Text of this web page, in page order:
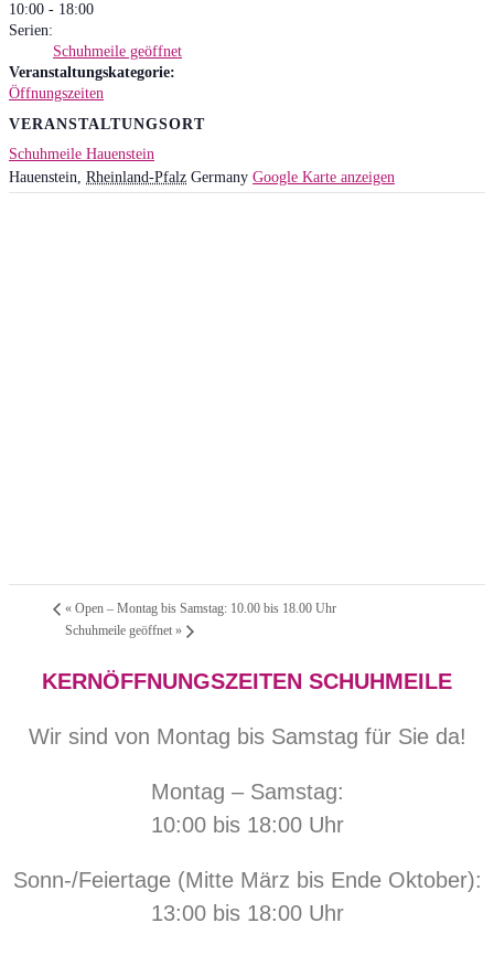
10:00 - 18:00
Serien:
Schuhmeile geöffnet
Veranstaltungskategorie:
Öffnungszeiten
VERANSTALTUNGSORT
Schuhmeile Hauenstein
Hauenstein, Rheinland-Pfalz Germany Google Karte anzeigen
« Open – Montag bis Samstag: 10.00 bis 18.00 Uhr
Schuhmeile geöffnet »
KERNÖFFNUNGSZEITEN SCHUHMEILE
Wir sind von Montag bis Samstag für Sie da!
Montag – Samstag:
10:00 bis 18:00 Uhr
Sonn-/Feiertage (Mitte März bis Ende Oktober):
13:00 bis 18:00 Uhr